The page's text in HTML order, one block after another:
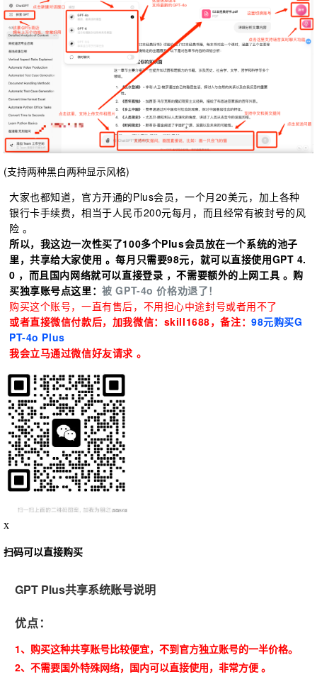
(支持两种黑白两种显示风格)
大家也都知道，官方开通的Plus会员，一个月20美元，加上各种
银行卡手续费，相当于人民币200元每月，而且经常有被封号的风
险 。
所以，我这边一次性买了100多个Plus会员放在一个系统的池子
里，共享给大家使用 。每月只需要98元，就可以直接使用GPT 4.
0 ，而且国内网络就可以直接登录 ，不需要额外的上网工具 。 购
买独享账号点这里：被 GPT-4o 价格劝退了！
购买这个账号，一直有售后，不用担心中途封号或者用不了
或者直接微信付款后， 加我微信：skill1688，备注：98元购买G
PT-4o Plus
我会立马通过微信好友请求 。
x
扫码可以直接购买
GPT Plus共享系统账号说明
优点：
1、购买这种共享账号比较便宜，不到官方独立账号的一半价格。
2、不需要国外特殊网络，国内可以直接使用，非常方便 。